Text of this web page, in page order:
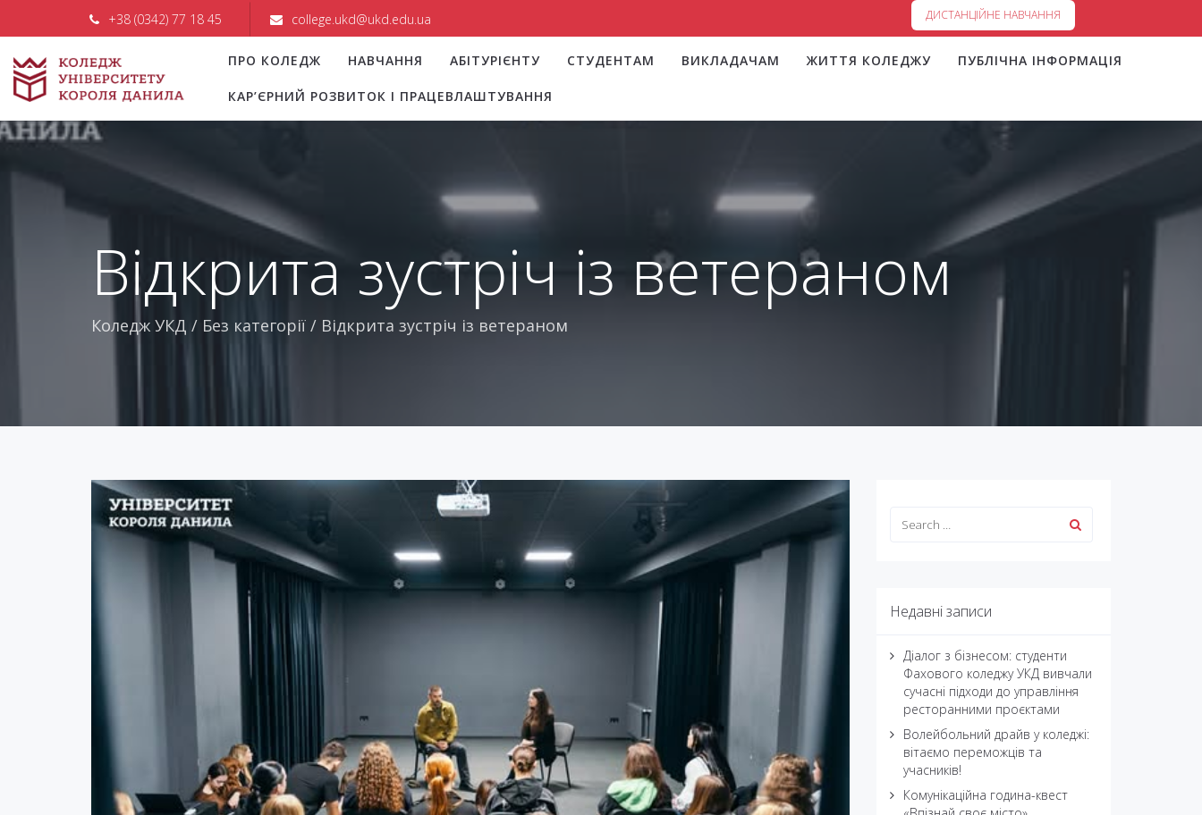
+38 (0342) 77 18 45 college.ukd@ukd.edu.ua ДИСТАНЦІЙНЕ НАВЧАННЯ
ПРО КОЛЕДЖ НАВЧАННЯ АБІТУРІЄНТУ СТУДЕНТАМ ВИКЛАДАЧАМ ЖИТТЯ КОЛЕДЖУ ПУБЛІЧНА ІНФОРМАЦІЯ
КАР’ЄРНИЙ РОЗВИТОК І ПРАЦЕВЛАШТУВАННЯ
Відкрита зустріч із ветераном
Коледж УКД / Без категорії / Відкрита зустріч із ветераном
Недавні записи
Діалог з бізнесом: студенти
Фахового коледжу УКД вивчали
сучасні підходи до управління
ресторанними проєктами
Волейбольний драйв у коледжі:
вітаємо переможців та
учасників!
Комунікаційна година-квест